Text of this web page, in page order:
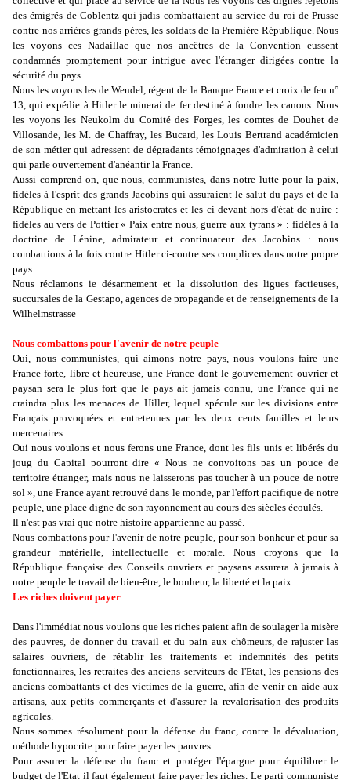
des émigrés de Coblentz qui jadis combattaient au service du roi de Prusse
contre nos arrières grands-pères, les soldats de la Première République. Nous
les voyons ces Nadaillac que nos ancêtres de la Convention eussent
condamnés promptement pour intrigue avec l'étranger dirigées contre la
sécurité du pays.
Nous les voyons les de Wendel, régent de la Banque France et croix de feu n°
13, qui expédie à Hitler le minerai de fer destiné à fondre les canons. Nous
les voyons les Neukolm du Comité des Forges, les comtes de Douhet de
Villosande, les M. de Chaffray, les Bucard, les Louis Bertrand académicien
de son métier qui adressent de dégradants témoignages d'admiration à celui
qui parle ouvertement d'anéantir la France.
Aussi comprend-on, que nous, communistes, dans notre lutte pour la paix,
fidèles à l'esprit des grands Jacobins qui assuraient le salut du pays et de la
République en mettant les aristocrates et les ci-devant hors d'état de nuire :
fidèles au vers de Pottier « Paix entre nous, guerre aux tyrans » : fidèles à la
doctrine de Lénine, admirateur et continuateur des Jacobins : nous
combattions à la fois contre Hitler ci-contre ses complices dans notre propre
pays.
Nous réclamons ie désarmement et la dissolution des ligues factieuses,
succursales de la Gestapo, agences de propagande et de renseignements de la
Wilhelmstrasse
Nous combattons pour l'avenir de notre peuple
Oui, nous communistes, qui aimons notre pays, nous voulons faire une
France forte, libre et heureuse, une France dont le gouvernement ouvrier et
paysan sera le plus fort que le pays ait jamais connu, une France qui ne
craindra plus les menaces de Hiller, lequel spécule sur les divisions entre
Français provoquées et entretenues par les deux cents familles et leurs
mercenaires.
Oui nous voulons et nous ferons une France, dont les fils unis et libérés du
joug du Capital pourront dire « Nous ne convoitons pas un pouce de
territoire étranger, mais nous ne laisserons pas toucher à un pouce de notre
sol », une France ayant retrouvé dans le monde, par l'effort pacifique de notre
peuple, une place digne de son rayonnement au cours des siècles écoulés.
Il n'est pas vrai que notre histoire appartienne au passé.
Nous combattons pour l'avenir de notre peuple, pour son bonheur et pour sa
grandeur matérielle, intellectuelle et morale. Nous croyons que la
République française des Conseils ouvriers et paysans assurera à jamais à
notre peuple le travail de bien-être, le bonheur, la liberté et la paix.
Les riches doivent payer
Dans l'immédiat nous voulons que les riches paient afin de soulager la misère
des pauvres, de donner du travail et du pain aux chômeurs, de rajuster las
salaires ouvriers, de rétablir les traitements et indemnités des petits
fonctionnaires, les retraites des anciens serviteurs de l'Etat, les pensions des
anciens combattants et des victimes de la guerre, afin de venir en aide aux
artisans, aux petits commerçants et d'assurer la revalorisation des produits
agricoles.
Nous sommes résolument pour la défense du franc, contre la dévaluation,
méthode hypocrite pour faire payer les pauvres.
Pour assurer la défense du franc et protéger l'épargne pour équilibrer le
budget de l'Etat il faut également faire payer les riches. Le parti communiste